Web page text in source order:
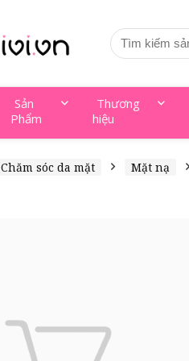
Sản
Phẩm
Thương
hiệu
Chăm sóc da mặt Mặt nạ